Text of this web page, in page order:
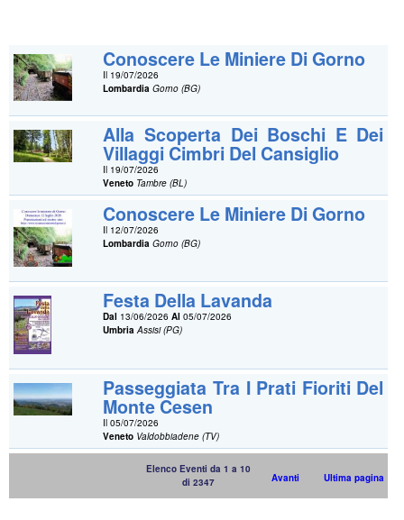
Conoscere Le Miniere Di Gorno
Il 19/07/2026
Lombardia Gorno (BG)
Alla Scoperta Dei Boschi E Dei
Villaggi Cimbri Del Cansiglio
Il 19/07/2026
Veneto Tambre (BL)
Conoscere Le Miniere Di Gorno
Il 12/07/2026
Lombardia Gorno (BG)
Festa Della Lavanda
Dal 13/06/2026Al 05/07/2026
Umbria Assisi (PG)
Passeggiata Tra I Prati Fioriti Del
Monte Cesen
Il 05/07/2026
Veneto Valdobbiadene (TV)
Elenco Eventi da 1 a 10
di 2347
Avanti Ultima pagina